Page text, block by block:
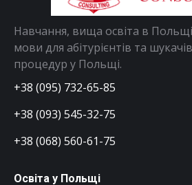
Навчання, вища освіта в
мови для абітурієнтів та
процедур у Польщі.
+38 (095) 732-65-85
+38 (093) 545-32-75
+38 (068) 560-61-75
Освіта у Польщі